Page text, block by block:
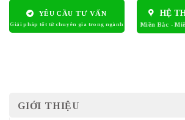
YÊU CẦU TƯ VẤN HỆ
GIỚI THIỆU